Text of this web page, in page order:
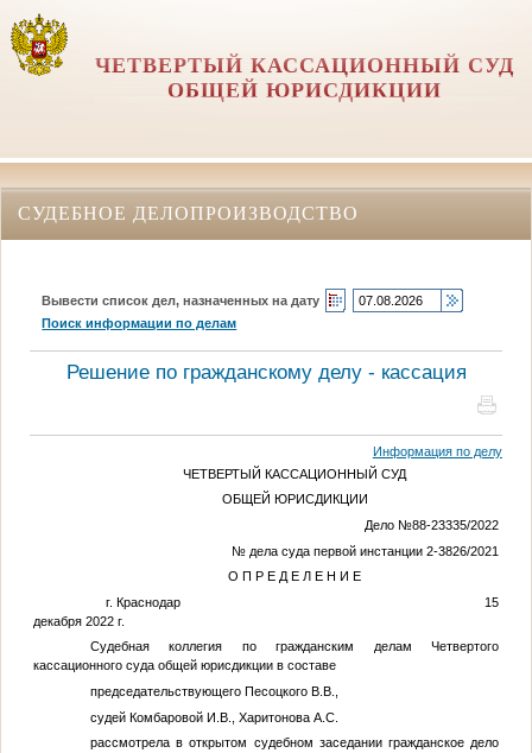
ЧЕТВЕРТЫЙ КАССАЦИОННЫЙ СУД
ОБЩЕЙ ЮРИСДИКЦИИ
СУДЕБНОЕ ДЕЛОПРОИЗВОДСТВО
Вывести список дел, назначенных на дату
Поиск информации по делам
Решение по гражданскому делу - кассация
Информация по делу
ЧЕТВЕРТЫЙ КАССАЦИОННЫЙ СУД
ОБЩЕЙ ЮРИСДИКЦИИ
Дело №88-23335/2022
№ дела суда первой инстанции 2-3826/2021
О П Р Е Д Е Л Е Н И Е
г. Краснодар 15
декабря 2022 г.
Судебная коллегия по гражданским делам Четвертого
кассационного суда общей юрисдикции в составе
председательствующего Песоцкого В.В.,
судей Комбаровой И.В., Харитонова А.С.
рассмотрела в открытом судебном заседании гражданское дело